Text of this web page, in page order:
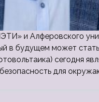
и Алферовского
в будущем может
сегодня
для